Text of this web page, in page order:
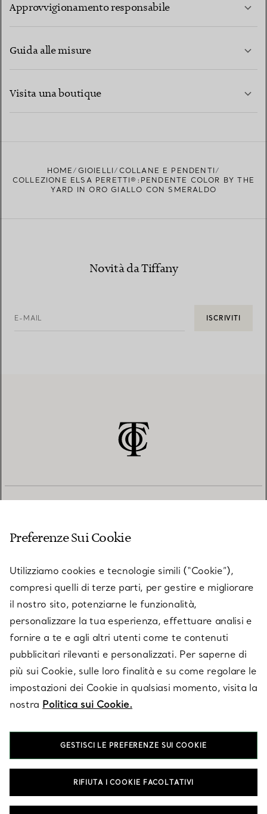
Approvvigionamento responsabile
Guida alle misure
Visita una boutique
HOME GIOIELLI
COLLANE E PENDENTI
COLLEZIONE ELSA PERETTI®:PENDENTE COLOR BY THE
YARD IN ORO GIALLO CON SMERALDO
Novità da Tiffany
E-MAIL ISCRIVITI
SU TIFFANY & CO.
LEGALE
SEGUICI
T&Co. 2026
Preferenze Sui Cookie
Utilizziamo cookies e tecnologie simili (“Cookie”),
compresi quelli di terze parti, per gestire e migliorare
il nostro sito, potenziarne le funzionalità,
personalizzare la tua esperienza, effettuare analisi e
fornire a te e agli altri utenti come te contenuti
pubblicitari rilevanti e personalizzati. Per saperne di
più sui Cookie, sulle loro finalità e su come regolare le
impostazioni dei Cookie in qualsiasi momento, visita la
nostra Politica sui Cookie.
GESTISCI LE PREFERENZE SUI COOKIE
RIFIUTA I COOKIE FACOLTATIVI